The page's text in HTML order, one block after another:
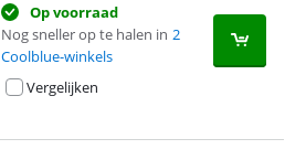
Op voorraad
Nog sneller op te halen in 2
Coolblue-winkels
Vergelijken